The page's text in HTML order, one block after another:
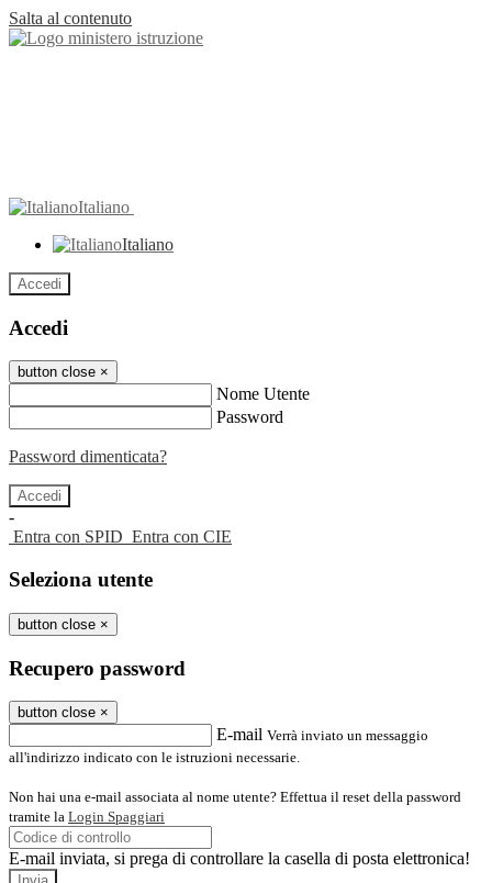
Salta al contenuto
Italiano
Italiano
Accedi
Accedi
button close ×
Nome Utente
Password
Password dimenticata?
-
Entra con SPID Entra con CIE
Seleziona utente
button close ×
Recupero password
button close ×
E-mail Verrà inviato un messaggio
all'indirizzo indicato con le istruzioni necessarie.
Non hai una e-mail associata al nome utente? Effettua il reset della password
tramite la Login Spaggiari
E-mail inviata, si prega di controllare la casella di posta elettronica!